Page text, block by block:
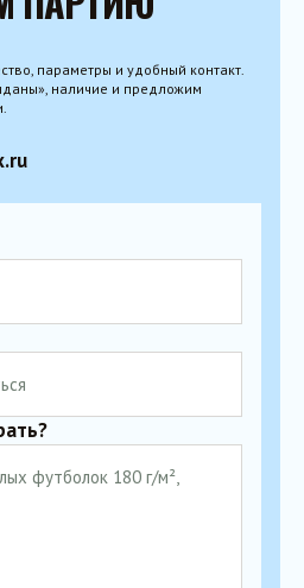
параметры и удобный контакт.
наличие и предложим